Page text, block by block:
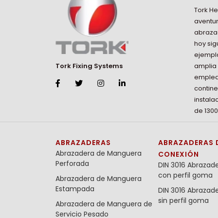
Tork Fixing Systems
Tork
hoy
amplia
de
ABRAZADERAS
Abrazadera de Manguera
Perforada
Abrazadera de Manguera
Estampada
Abrazadera de Manguera de
Servicio Pesado
ABRAZADERAS
CONEXIÓN
DIN 3016
con perfil goma
DIN 3016
sin perfil goma